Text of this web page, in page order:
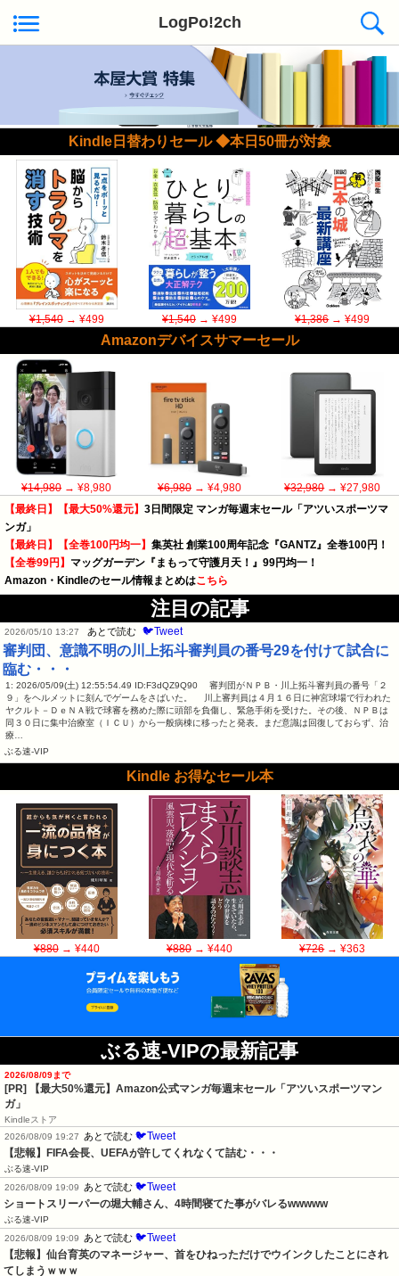
LogPo!2ch
Kindle日替わりセール ◆本日50冊が対象
¥1,540→ ¥499 ¥1,540→ ¥499 ¥1,386→ ¥499
Amazonデバイスサマーセール
¥14,980→ ¥8,980 ¥6,980→ ¥4,980 ¥32,980→ ¥27,980
【最終日】【最大50%還元】 3日間限定 マンガ毎週末セール「アツいスポーツマ
ンガ」
【最終日】【全巻100円均一】 集英社 創業100周年記念『GANTZ』全巻100円！
【全巻99円】 マッグガーデン『まもって守護月天！』99円均一！
Amazon・Kindleのセール情報まとめはこちら
注目の記事
2026/05/10 13:27 あとで読む 🐦Tweet
審判団、意識不明の川上拓斗審判員の番号29を付けて試合に
臨む・・・
1: 2026/05/09(土) 12:55:54.49 ID:F3dQZ9Q90 審判団がＮＰＢ・川上拓斗審判員の番号「２
９」をヘルメットに刻んでゲームをさばいた。 川上審判員は４月１６日に神宮球場で行われた
ヤクルト－ＤｅＮＡ戦で球審を務めた際に頭部を負傷し、緊急手術を受けた。その後、ＮＰＢは
同３０日に集中治療室（ＩＣＵ）から一般病棟に移ったと発表。まだ意識は回復しておらず、治
療…
ぶる速-VIP
Kindle お得なセール本
¥880→ ¥440 ¥880→ ¥440 ¥726→ ¥363
ぶる速-VIPの最新記事
2026/08/09まで
[PR]
【最大50%還元】Amazon公式マンガ毎週末セール「アツいスポーツマン
ガ」
Kindleストア
2026/08/09 19:27
あとで読む 🐦Tweet
【悲報】FIFA会長、UEFAが許してくれなくて詰む・・・
ぶる速-VIP
2026/08/09 19:09
あとで読む 🐦Tweet
ショートスリーパーの堀大輔さん、4時間寝てた事がバレるwwwww
ぶる速-VIP
2026/08/09 19:09
あとで読む 🐦Tweet
【悲報】仙台育英のマネージャー、首をひねっただけでウインクしたことにされ
てしまうｗｗｗ